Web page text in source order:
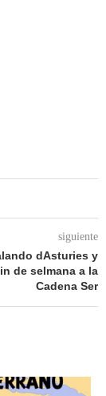
siguiente
dAsturies y
de selmana a la
Cadena Ser